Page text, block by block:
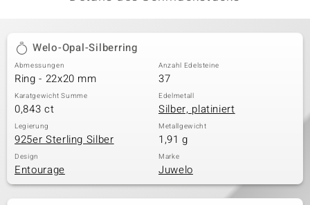
Classics
Welo-Opal-Silberring
Abmessungen
Ring - 22x20 mm
Anzahl Edelsteine
37
Karatgewicht Summe
0,843 ct
Edelmetall
Silber, platiniert
Legierung
925er Sterling Silber
Metallgewicht
1,91 g
Design
Entourage
Marke
Juwelo